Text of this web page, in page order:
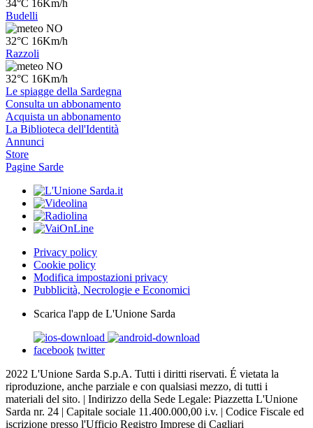
34°C 16Km/h
Budelli
NO
32°C 16Km/h
Razzoli
NO
32°C 16Km/h
Le spiagge della Sardegna
Consulta un abbonamento
Acquista un abbonamento
La Biblioteca dell'Identità
Annunci
Store
Pagine Sarde
Privacy policy
Cookie policy
Modifica impostazioni privacy
Pubblicità, Necrologie e Economici
Scarica l'app de L'Unione Sarda
facebook twitter
2022 L'Unione Sarda S.p.A. Tutti i diritti riservati. É vietata la
riproduzione, anche parziale e con qualsiasi mezzo, di tutti i
materiali del sito. | Indirizzo della Sede Legale: Piazzetta L'Unione
Sarda nr. 24 | Capitale sociale 11.400.000,00 i.v. | Codice Fiscale ed
iscrizione presso l'Ufficio Registro Imprese di Cagliari